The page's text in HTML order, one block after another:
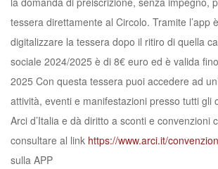
tessera direttamente al Circolo. Tramite l’app
digitalizzare la tessera dopo il ritiro di quella
sociale 2024/2025 è di 8€ euro ed è valida
2025 Con questa tessera puoi accedere ad
attività, eventi e manifestazioni presso tutti gli
Arci d’Italia e dà diritto a sconti e convenzioni
consultare al link https://www.arci.it/
sulla APP